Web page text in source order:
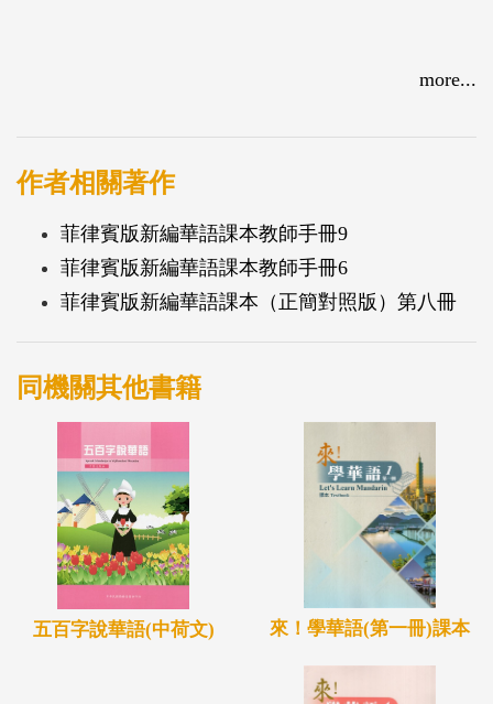
more...
作者相關著作
菲律賓版新編華語課本教師手冊9
菲律賓版新編華語課本教師手冊6
菲律賓版新編華語課本（正簡對照版）第八冊
同機關其他書籍
五百字說華語(中荷文) 來！學華語(第一冊)課本